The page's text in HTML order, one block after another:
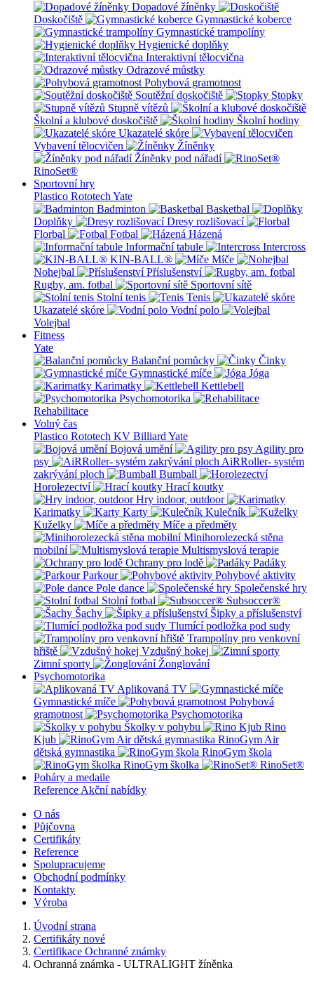
Dopadové žíněnky
Doskočiště
Gymnastické koberce
Gymnastické trampolíny
Hygienické doplňky
Interaktivní tělocvična
Odrazové můstky
Pohybová gramotnost
Soutěžní doskočiště
Stopky
Stupně vítězů
Školní a klubové doskočiště
Školní hodiny
Ukazatelé skóre
Vybavení tělocvičen
Žíněnky
Žíněnky pod nářadí
RinoSet®
Sportovní hry
Plastico Rototech Yate
Badminton
Basketbal
Doplňky
Dresy rozlišovací
Florbal
Fotbal
Házená
Informační tabule
Intercross
KIN-BALL®
Míče
Nohejbal
Příslušenství
Rugby, am. fotbal
Sportovní sítě
Stolní tenis
Tenis
Ukazatelé skóre
Vodní polo
Volejbal
Fitness
Yate
Balanční pomůcky
Činky
Gymnastické míče
Jóga
Karimatky
Kettlebell
Psychomotorika
Rehabilitace
Volný čas
Plastico Rototech KV Billiard Yate
Bojová umění
Agility pro
psy
AiRRoller- systém
zakrývání ploch
Bumball
Horolezectví
Hrací koutky
Hry indoor, outdoor
Karimatky
Karty
Kulečník
Kuželky
Míče a předměty
Minihorolezecká stěna
mobilní
Multismyslová terapie
Ochrany pro lodě
Padáky
Parkour
Pohybové aktivity
Pole dance
Společenské hry
Stolní fotbal
Subsoccer®
Šachy
Šipky a příslušenství
Tlumící podložka pod sudy
Trampolíny pro venkovní
hřiště
Vzdušný hokej
Zimní sporty
Žonglování
Psychomotorika
Aplikovaná TV
Gymnastické míče
Pohybová
gramotnost
Psychomotorika
Školky v pohybu
Rino
Kjub
RinoGym Air
dětská gymnastika
RinoGym škola
RinoGym školka
RinoSet®
Poháry a medaile
Reference Akční nabídky
O nás
Půjčovna
Certifikáty
Reference
Spolupracujeme
Obchodní podmínky
Kontakty
Výroba
Úvodní strana
Certifikáty nové
Certifikace Ochranné známky
Ochranná známka - ULTRALIGHT žíněnka